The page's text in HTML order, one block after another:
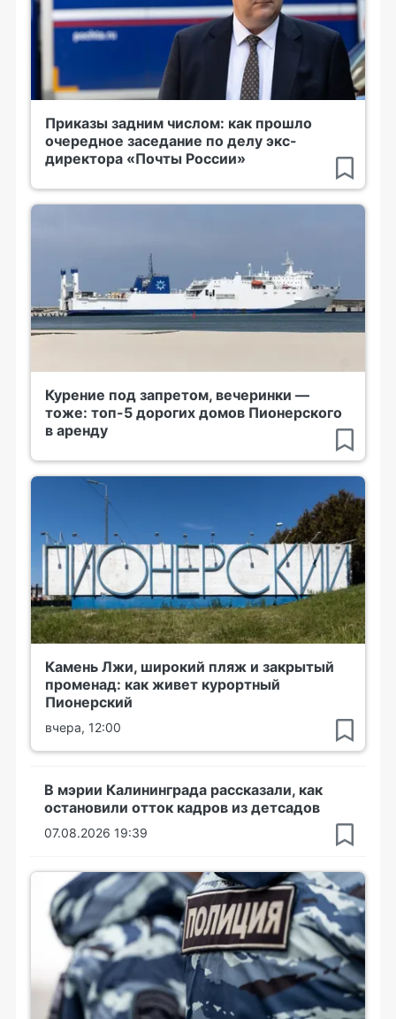
Приказы задним числом: как прошло
очередное заседание по делу экс-
директора «Почты России»
Курение под запретом, вечеринки —
тоже: топ-5 дорогих домов Пионерского
в аренду
Камень Лжи, широкий пляж и закрытый
променад: как живет курортный
Пионерский
вчера, 12:00
В мэрии Калининграда рассказали, как
остановили отток кадров из детсадов
07.08.2026 19:39